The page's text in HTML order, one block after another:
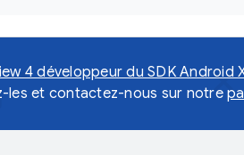
4 développeur du SDK Android
les et contactez-nous sur notre